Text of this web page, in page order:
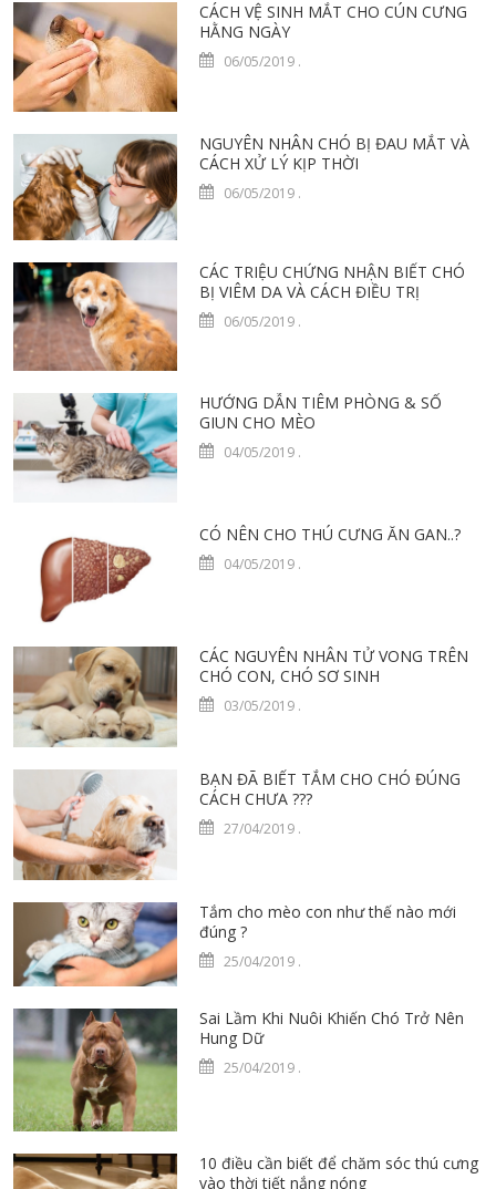
CÁCH VỆ SINH MẮT CHO CÚN CƯNG
HẰNG NGÀY
06/05/2019 .
NGUYÊN NHÂN CHÓ BỊ ĐAU MẮT VÀ
CÁCH XỬ LÝ KỊP THỜI
06/05/2019 .
CÁC TRIỆU CHỨNG NHẬN BIẾT CHÓ
BỊ VIÊM DA VÀ CÁCH ĐIỀU TRỊ
06/05/2019 .
HƯỚNG DẪN TIÊM PHÒNG & SỔ
GIUN CHO MÈO
04/05/2019 .
CÓ NÊN CHO THÚ CƯNG ĂN GAN..?
04/05/2019 .
CÁC NGUYÊN NHÂN TỬ VONG TRÊN
CHÓ CON, CHÓ SƠ SINH
03/05/2019 .
BẠN ĐÃ BIẾT TẮM CHO CHÓ ĐÚNG
CÁCH CHƯA ???
27/04/2019 .
Tắm cho mèo con như thế nào mới
đúng ?
25/04/2019 .
Sai Lầm Khi Nuôi Khiến Chó Trở Nên
Hung Dữ
25/04/2019 .
10 điều cần biết để chăm sóc thú cưng
vào thời tiết nắng nóng